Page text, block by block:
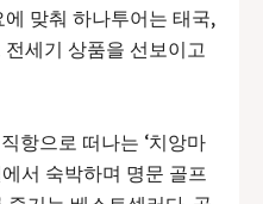
맞춰 하나투어는 태국,
세기 상품을 선보이고
항으로 떠나는 ‘치앙마
서 숙박하며 명문 골프